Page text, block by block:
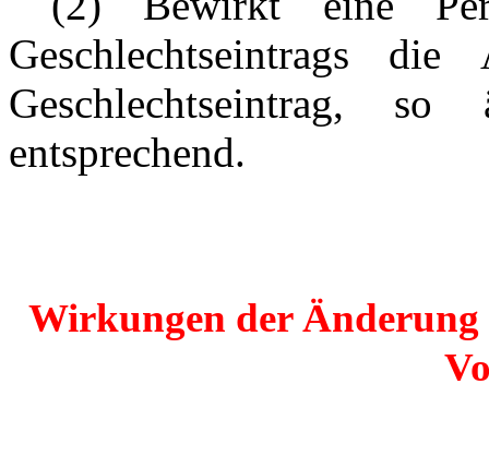
Geschlechtseintrags
Geschlechtseintrag,
entsprechend.
Wirkungen der Änderung